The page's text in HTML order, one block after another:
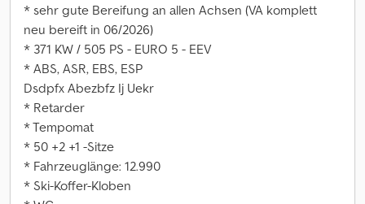
* sehr gute Bereifung an allen Achsen (VA komplett
neu bereift in 06/2026)
* 371 KW / 505 PS - EURO 5 - EEV
* ABS, ASR, EBS, ESP
Dsdpfx Abezbfz Ij Uekr
* Retarder
* Tempomat
* 50 +2 +1 -Sitze
* Fahrzeuglänge: 12.990
* Ski-Koffer-Kloben